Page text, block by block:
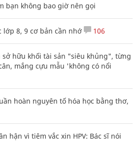
bạn không bao giờ nên gọi
lớp 8, 9 cơ bản cần nhớ 106
sở hữu khối tài sản "siêu khủng", từng
mắng cựu mẫu 'không có nổi
hoàn nguyên tố hóa học bằng thơ,
hận vì tiêm vắc xin HPV: Bác sĩ nói